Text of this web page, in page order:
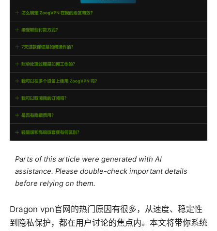
Parts of this article were generated with AI
assistance. Please double-check important details
before relying on them.
Dragon vpn官网的热门原因有很多，从速度、稳定性
到隐私保护，都在用户讨论的焦点内。本文将带你系统